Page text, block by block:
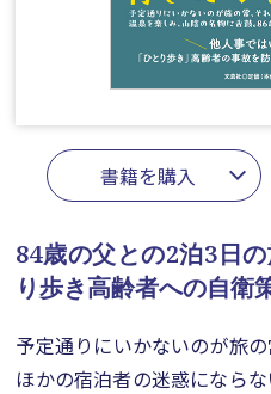
書籍を購入
84歳の父との2泊3日の
り歩き高齢者への自衛
予定通りにいかないのが旅
ほかの宿泊者の迷惑になら